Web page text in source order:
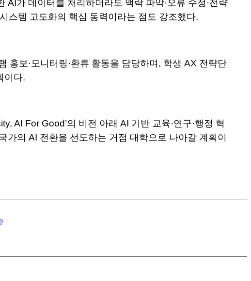
가 데이터를 처리하더라도 맥락 파악·오류 수정·전략
스템 고도화의 핵심 동력이라는 점도 강조했다.
홍보·모니터링·환류 활동을 담당하며, 학생 AX 전략단
이다.
AI For Good’의 비전 아래 AI 기반 교육·연구·행정 혁
가의 AI 전환을 선도하는 거점 대학으로 나아갈 계획이